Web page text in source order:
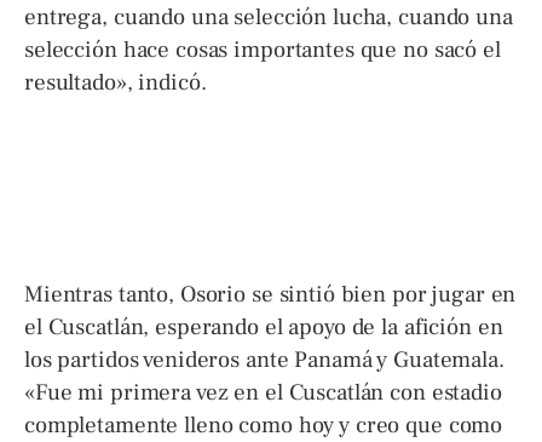
entrega, cuando una selección lucha, cuando una
selección hace cosas importantes que no sacó el
resultado», indicó.
Mientras tanto, Osorio se sintió bien por jugar en
el Cuscatlán, esperando el apoyo de la afición en
los partidos venideros ante Panamá y Guatemala.
«Fue mi primera vez en el Cuscatlán con estadio
completamente lleno como hoy y creo que como